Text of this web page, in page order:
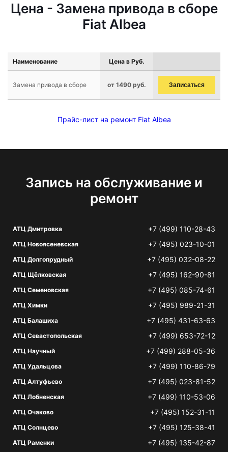
Цена - Замена привода в сборе
Fiat Albea
Наименование Цена в Руб.
Замена привода в сборе от 1490 руб. Записаться
Прайс-лист на ремонт Fiat Albea
Запись на обслуживание и
ремонт
АТЦ Дмитровка +7 (499) 110-28-43
АТЦ Новоясеневская +7 (495) 023-10-01
АТЦ Долгопрудный +7 (495) 032-08-22
АТЦ Щёлковская +7 (495) 162-90-81
АТЦ Семеновская +7 (495) 085-74-61
АТЦ Химки +7 (495) 989-21-31
АТЦ Балашиха +7 (495) 431-63-63
АТЦ Севастопольская +7 (499) 653-72-12
АТЦ Научный +7 (499) 288-05-36
АТЦ Удальцова +7 (499) 110-86-79
АТЦ Алтуфьево +7 (495) 023-81-52
АТЦ Лобненская +7 (499) 110-53-06
АТЦ Очаково +7 (495) 152-31-11
АТЦ Солнцево +7 (495) 125-38-41
АТЦ Раменки +7 (495) 135-42-87